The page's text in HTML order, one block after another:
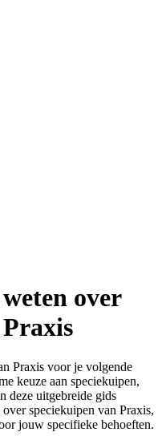
over
Praxis voor je volgende
keuze aan speciekuipen,
deze uitgebreide gids
speciekuipen van Praxis,
jouw specifieke behoeften.